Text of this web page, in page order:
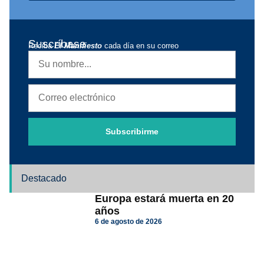
Suscríbase
RecibaEl Manifiesto cada día en su correo
Subscribirme
Destacado
Europa estará muerta en 20
años
6 de agosto de 2026